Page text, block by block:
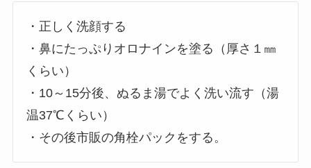
・正しく洗顔する
・鼻にたっぷりオロナインを塗る（厚さ１㎜
くらい）
・10～15分後、ぬるま湯でよく洗い流す（湯
温37℃くらい）
・その後市販の角栓パックをする。